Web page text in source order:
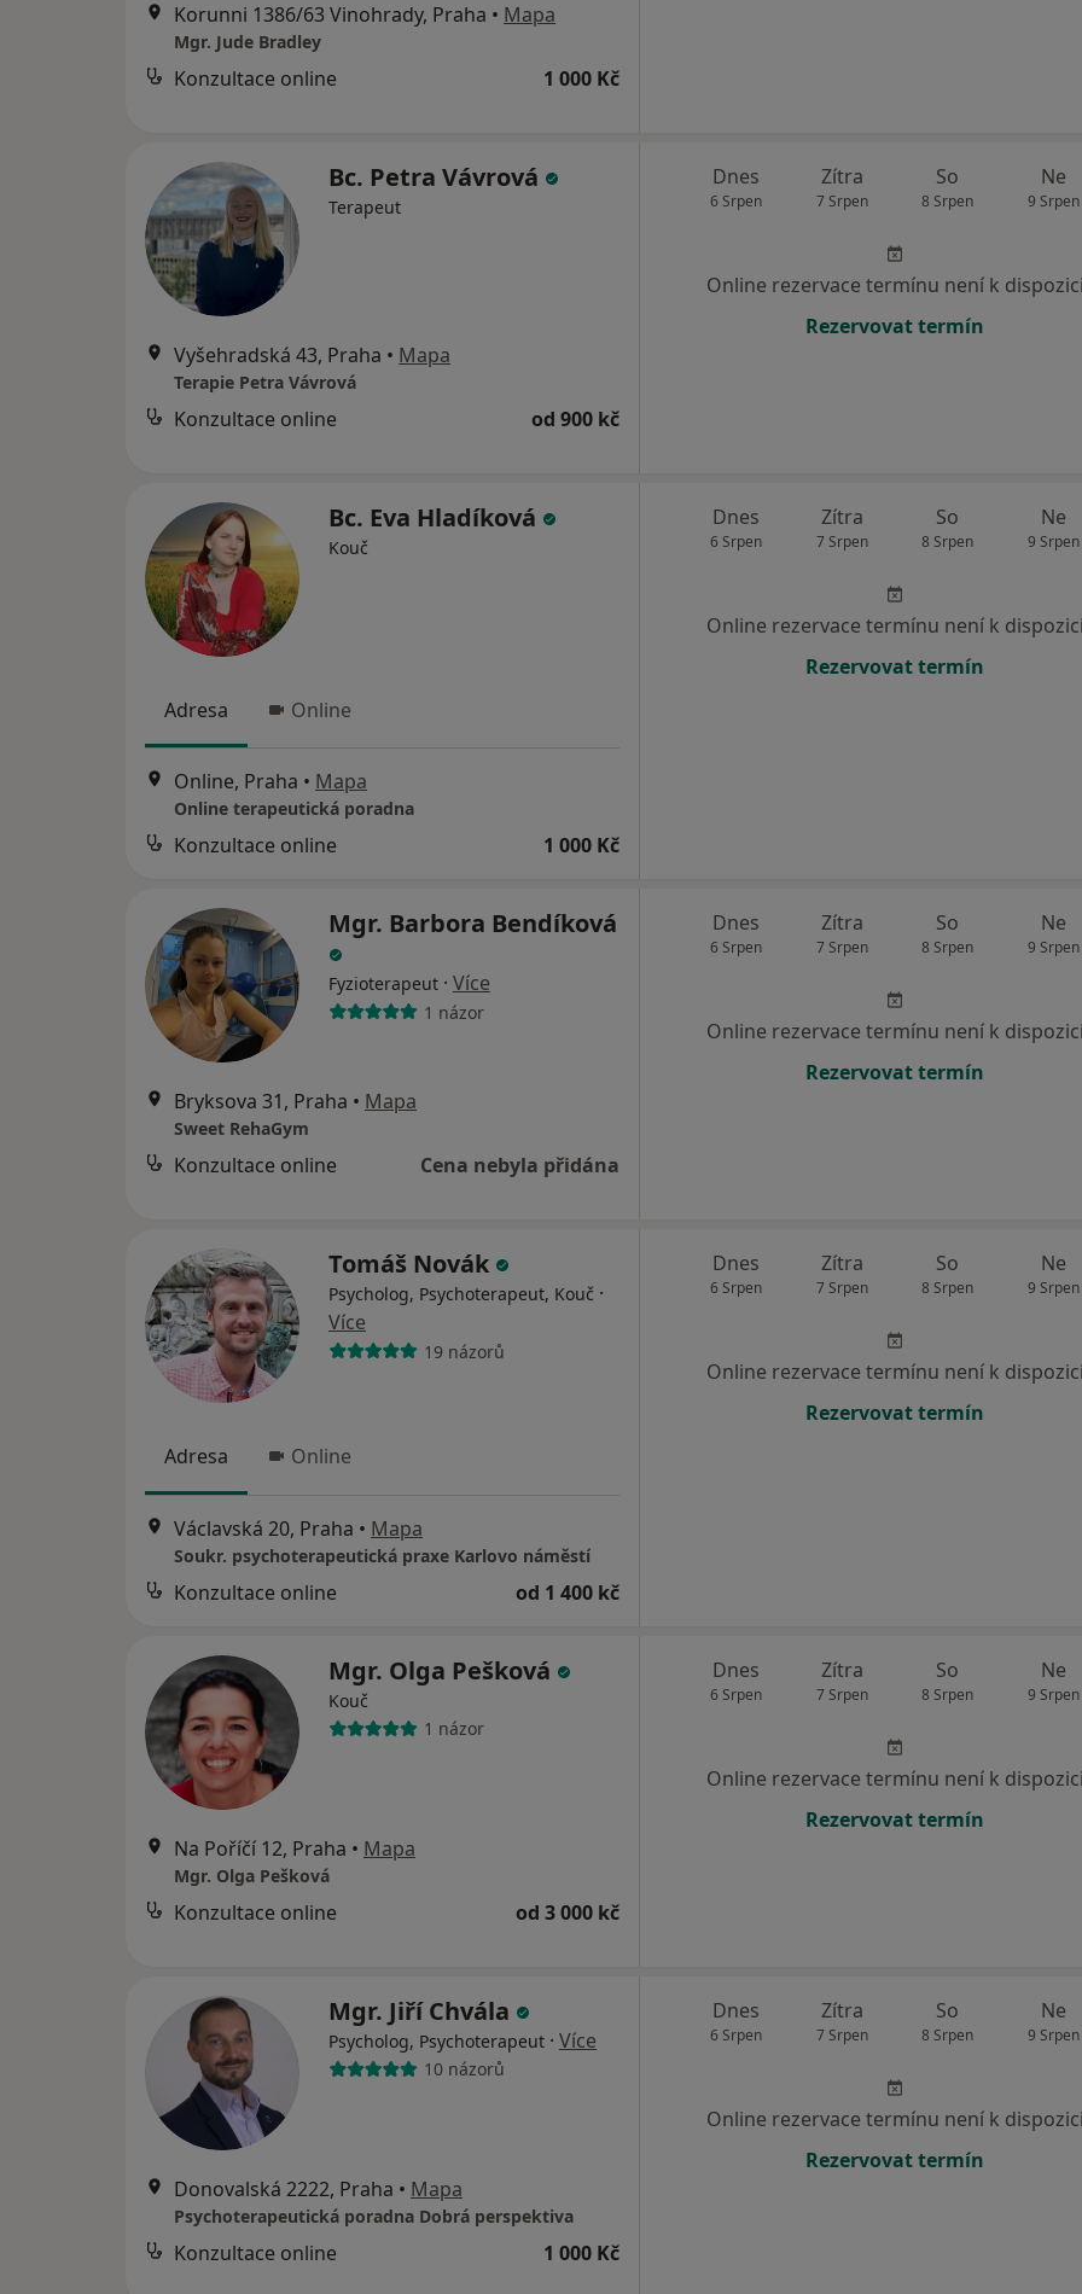
Korunni 1386/63 Vinohrady, Praha • Mapa
Mgr. Jude Bradley
Konzultace online 1 000 Kč
Bc. Petra Vávrová
Terapeut
Vyšehradská 43, Praha • Mapa
Terapie Petra Vávrová
Konzultace online od 900 kč
Dnes
6 Srpen
Zítra
7 Srpen
So
8 Srpen
Ne
9 Srpen
Online rezervace termínu není k dispozici
Rezervovat termín
Bc. Eva Hladíková
Kouč
Adresa Online
Online, Praha • Mapa
Online terapeutická poradna
Konzultace online 1 000 Kč
Dnes
6 Srpen
Zítra
7 Srpen
So
8 Srpen
Ne
9 Srpen
Online rezervace termínu není k dispozici
Rezervovat termín
Mgr. Barbora Bendíková
Fyzioterapeut · Více
1 názor
Bryksova 31, Praha • Mapa
Sweet RehaGym
Konzultace online Cena nebyla přidána
Dnes
6 Srpen
Zítra
7 Srpen
So
8 Srpen
Ne
9 Srpen
Online rezervace termínu není k dispozici
Rezervovat termín
Tomáš Novák
Psycholog, Psychoterapeut, Kouč ·
Více
19 názorů
Adresa Online
Václavská 20, Praha • Mapa
Soukr. psychoterapeutická praxe Karlovo náměstí
Konzultace online od 1 400 kč
Dnes
6 Srpen
Zítra
7 Srpen
So
8 Srpen
Ne
9 Srpen
Online rezervace termínu není k dispozici
Rezervovat termín
Mgr. Olga Pešková
Kouč
1 názor
Na Poříčí 12, Praha • Mapa
Mgr. Olga Pešková
Konzultace online od 3 000 kč
Dnes
6 Srpen
Zítra
7 Srpen
So
8 Srpen
Ne
9 Srpen
Online rezervace termínu není k dispozici
Rezervovat termín
Mgr. Jiří Chvála
Psycholog, Psychoterapeut · Více
10 názorů
Donovalská 2222, Praha • Mapa
Psychoterapeutická poradna Dobrá perspektiva
Konzultace online 1 000 Kč
Dnes
6 Srpen
Zítra
7 Srpen
So
8 Srpen
Ne
9 Srpen
Online rezervace termínu není k dispozici
Rezervovat termín